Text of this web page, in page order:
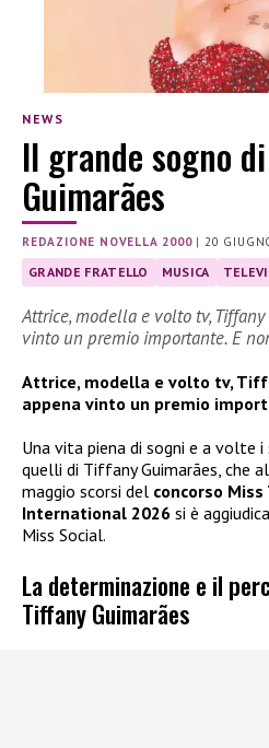
NEWS
Il grande sogno
Guimarães
REDAZIONE NOVELLA 2000|20
GRANDE FRATELLO MUSICA
Attrice, modella e volto tv,
vinto un premio importante. E
Attrice, modella e volto tv,
appena vinto un premio
Una vita piena di sogni e a volte i
quelli di Tiffany Guimarães, che
maggio scorsi del concorso
International 2026 si è
Miss Social.
La determinazione e il
Tiffany Guimarães